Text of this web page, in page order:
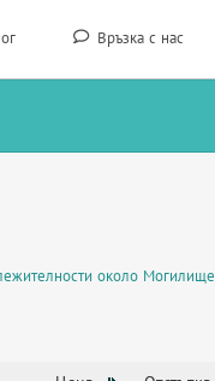
Връзка с нас
около Могилище